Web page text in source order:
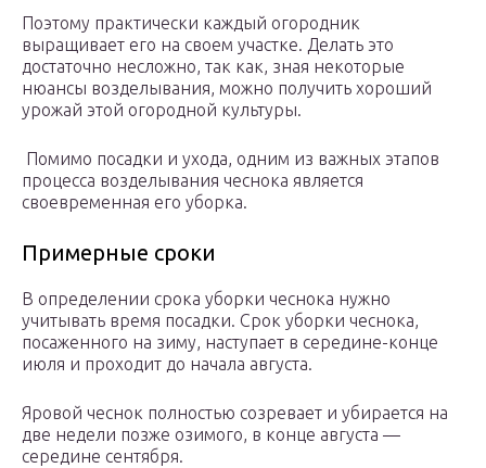
Поэтому практически каждый огородник
выращивает его на своем участке. Делать это
достаточно несложно, так как, зная некоторые
нюансы возделывания, можно получить хороший
урожай этой огородной культуры.
Помимо посадки и ухода, одним из важных этапов
процесса возделывания чеснока является
своевременная его уборка.
Примерные сроки
В определении срока уборки чеснока нужно
учитывать время посадки. Срок уборки чеснока,
посаженного на зиму, наступает в середине-конце
июля и проходит до начала августа.
Яровой чеснок полностью созревает и убирается на
две недели позже озимого, в конце августа —
середине сентября.